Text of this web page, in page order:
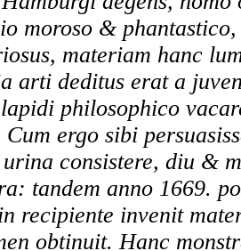
moroso &
materiam hanc
arti deditus erat a
philosophico
ergo sibi
consistere, diu &
tandem anno 1669.
recipiente invenit
obtinuit. Hanc